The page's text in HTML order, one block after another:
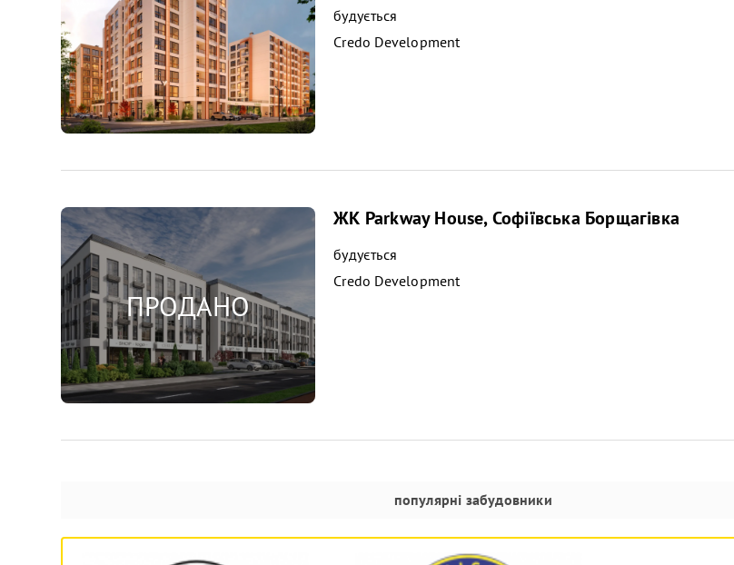
будується
Credo Development
ЖК Parkway House, Софіївська Борщагівка
будується
Credo Development
популярні забудовники